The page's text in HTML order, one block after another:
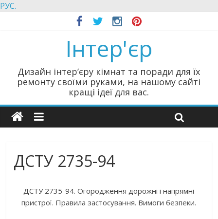
РУС.
Інтер'єр
Дизайн інтер’єру кімнат та поради для їх
ремонту своїми руками, на нашому сайті
кращі ідеї для вас.
ДСТУ 2735-94
ДСТУ 2735-94. Огородження дорожні і напрямні
пристрої. Правила застосування. Вимоги безпеки.